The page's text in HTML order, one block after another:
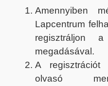
Amennyiben
Lapcentrum
regisztráljon
megadásával.
A
olvasó